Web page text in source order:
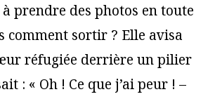
prendre des photos en toute
comment sortir ? Elle avisa
réfugiée derrière un pilier
: « Oh ! Ce que j’ai peur ! –